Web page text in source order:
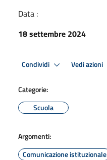
Data :
18 settembre 2024
Condividi Vedi azioni
Categorie:
Scuola
Argomenti:
Comunicazione istituzionale